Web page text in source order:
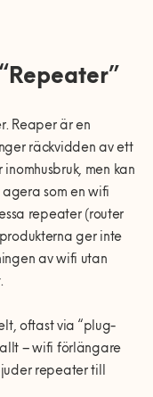
. Reaper är en
räckvidden av ett
men kan
som en wifi
repeater (router
ger inte
av wifi utan
oftast via “plug-
– wifi förlängare
repeater till